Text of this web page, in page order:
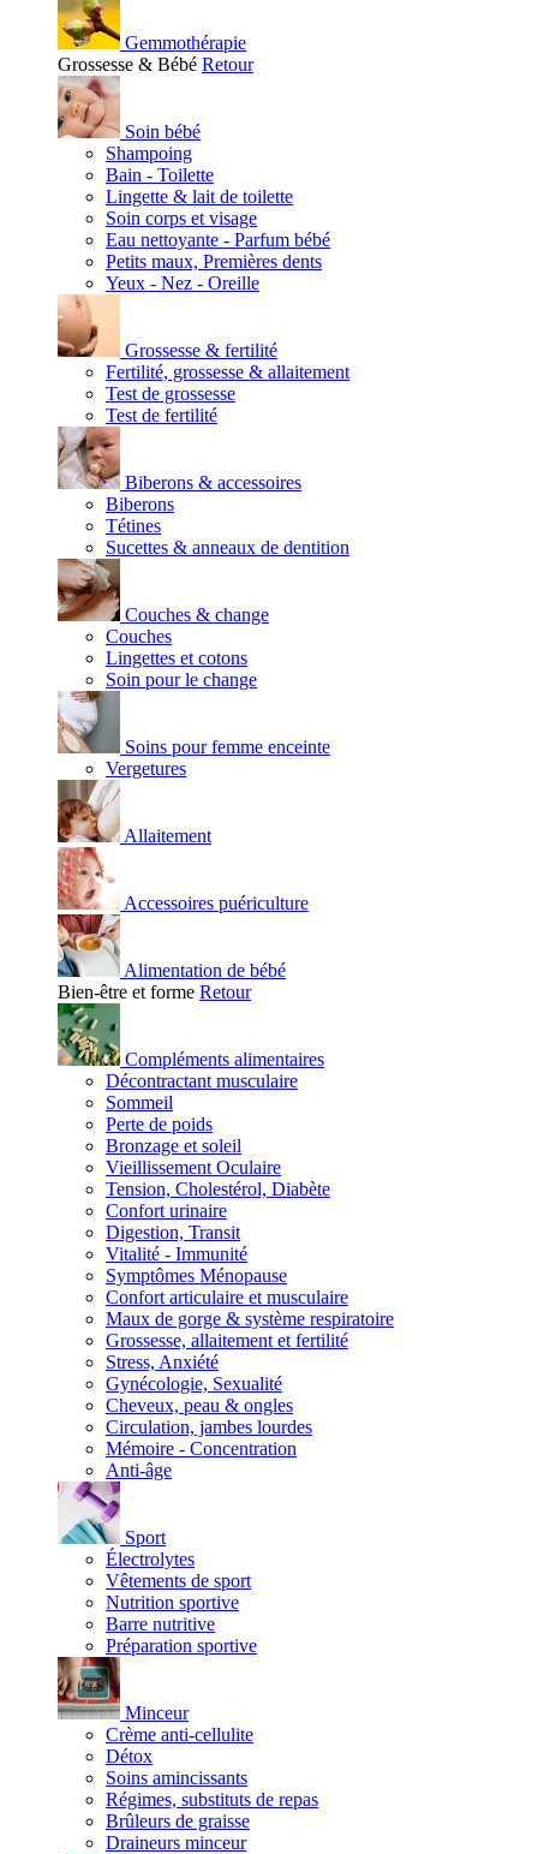
Gemmothérapie
Grossesse & Bébé Retour
Soin bébé
Shampoing
Bain - Toilette
Lingette & lait de toilette
Soin corps et visage
Eau nettoyante - Parfum bébé
Petits maux, Premières dents
Yeux - Nez - Oreille
Grossesse & fertilité
Fertilité, grossesse & allaitement
Test de grossesse
Test de fertilité
Biberons & accessoires
Biberons
Tétines
Sucettes & anneaux de dentition
Couches & change
Couches
Lingettes et cotons
Soin pour le change
Soins pour femme enceinte
Vergetures
Allaitement
Accessoires puériculture
Alimentation de bébé
Bien-être et forme Retour
Compléments alimentaires
Décontractant musculaire
Sommeil
Perte de poids
Bronzage et soleil
Vieillissement Oculaire
Tension, Cholestérol, Diabète
Confort urinaire
Digestion, Transit
Vitalité - Immunité
Symptômes Ménopause
Confort articulaire et musculaire
Maux de gorge & système respiratoire
Grossesse, allaitement et fertilité
Stress, Anxiété
Gynécologie, Sexualité
Cheveux, peau & ongles
Circulation, jambes lourdes
Mémoire - Concentration
Anti-âge
Sport
Électrolytes
Vêtements de sport
Nutrition sportive
Barre nutritive
Préparation sportive
Minceur
Crème anti-cellulite
Détox
Soins amincissants
Régimes, substituts de repas
Brûleurs de graisse
Draineurs minceur